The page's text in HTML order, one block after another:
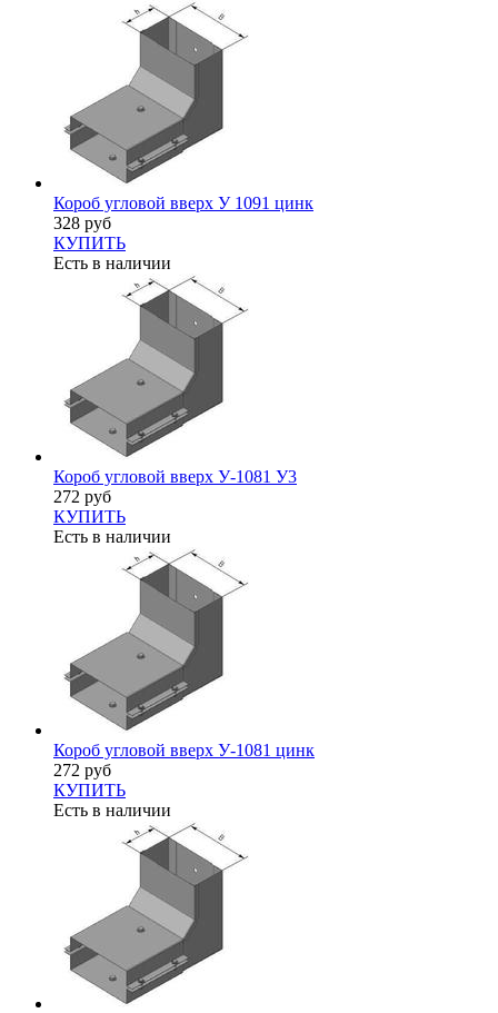
Короб угловой вверх У 1091 цинк
328 руб
КУПИТЬ
Есть в наличии
Короб угловой вверх У-1081 У3
272 руб
КУПИТЬ
Есть в наличии
Короб угловой вверх У-1081 цинк
272 руб
КУПИТЬ
Есть в наличии